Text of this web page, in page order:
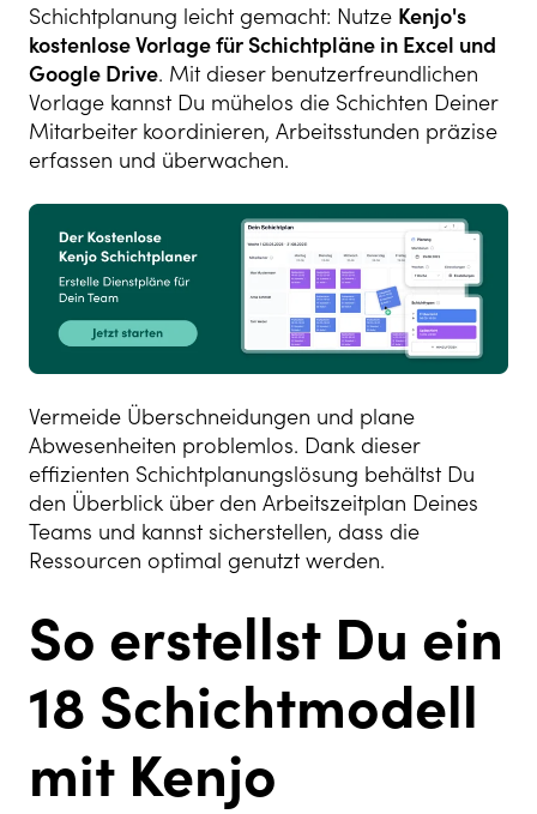
Schichtplanung leicht gemacht: Nutze Kenjo's
kostenlose Vorlage für Schichtpläne in Excel und
Google Drive. Mit dieser benutzerfreundlichen
Vorlage kannst Du mühelos die Schichten Deiner
Mitarbeiter koordinieren, Arbeitsstunden präzise
erfassen und überwachen.
Vermeide Überschneidungen und plane
Abwesenheiten problemlos. Dank dieser
effizienten Schichtplanungslösung behältst Du
den Überblick über den Arbeitszeitplan Deines
Teams und kannst sicherstellen, dass die
Ressourcen optimal genutzt werden.
So erstellst Du ein
18 Schichtmodell
mit Kenjo